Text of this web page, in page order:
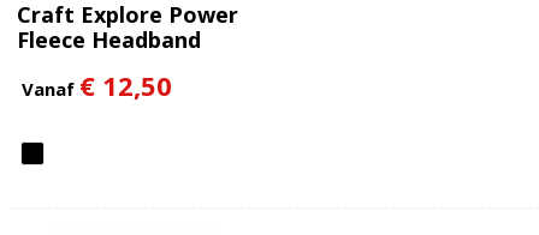
Craft Explore Power
Fleece Headband
Vanaf € 12,50